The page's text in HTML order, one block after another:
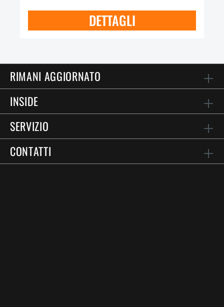
DETTAGLI
RIMANI AGGIORNATO
INSIDE
SERVIZIO
CONTATTI